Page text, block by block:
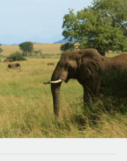
freelances partout dans le monde
complexes liées à l’emploi
flux de travail en toute simplicité
par rapport aux autres
et internationales pour les RH et la
en pleine croissance
avec des solutions RH sur
des freelances
disponibles et les vitesses de
internationaux